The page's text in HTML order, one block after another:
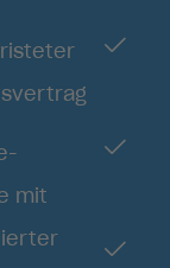
mit